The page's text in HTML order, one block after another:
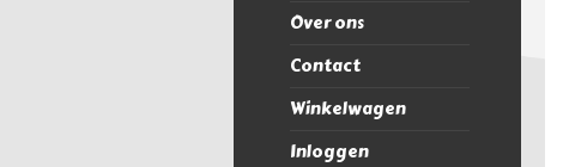
Over ons
Contact
Winkelwagen
Inloggen